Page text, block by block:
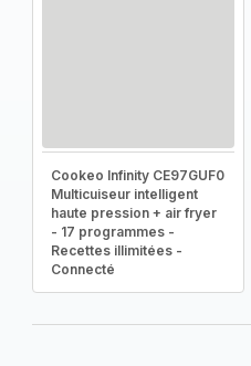
Cookeo Infinity CE97GUF0
Multicuiseur intelligent
haute pression + air fryer
- 17 programmes -
Recettes illimitées -
Connecté